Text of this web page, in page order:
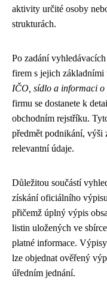
aktivity určité osoby
strukturách.
Po zadání
firem s jejich základními
IČO, sídlo a informaci o
firmu se dostanete k
obchodním rejstříku.
předmět podnikání, výši
relevantní údaje.
Důležitou součástí
získání oficiálního
přičemž úplný výpis
listin uložených ve
platné informace.
lze objednat ověřený
úředním jednání.